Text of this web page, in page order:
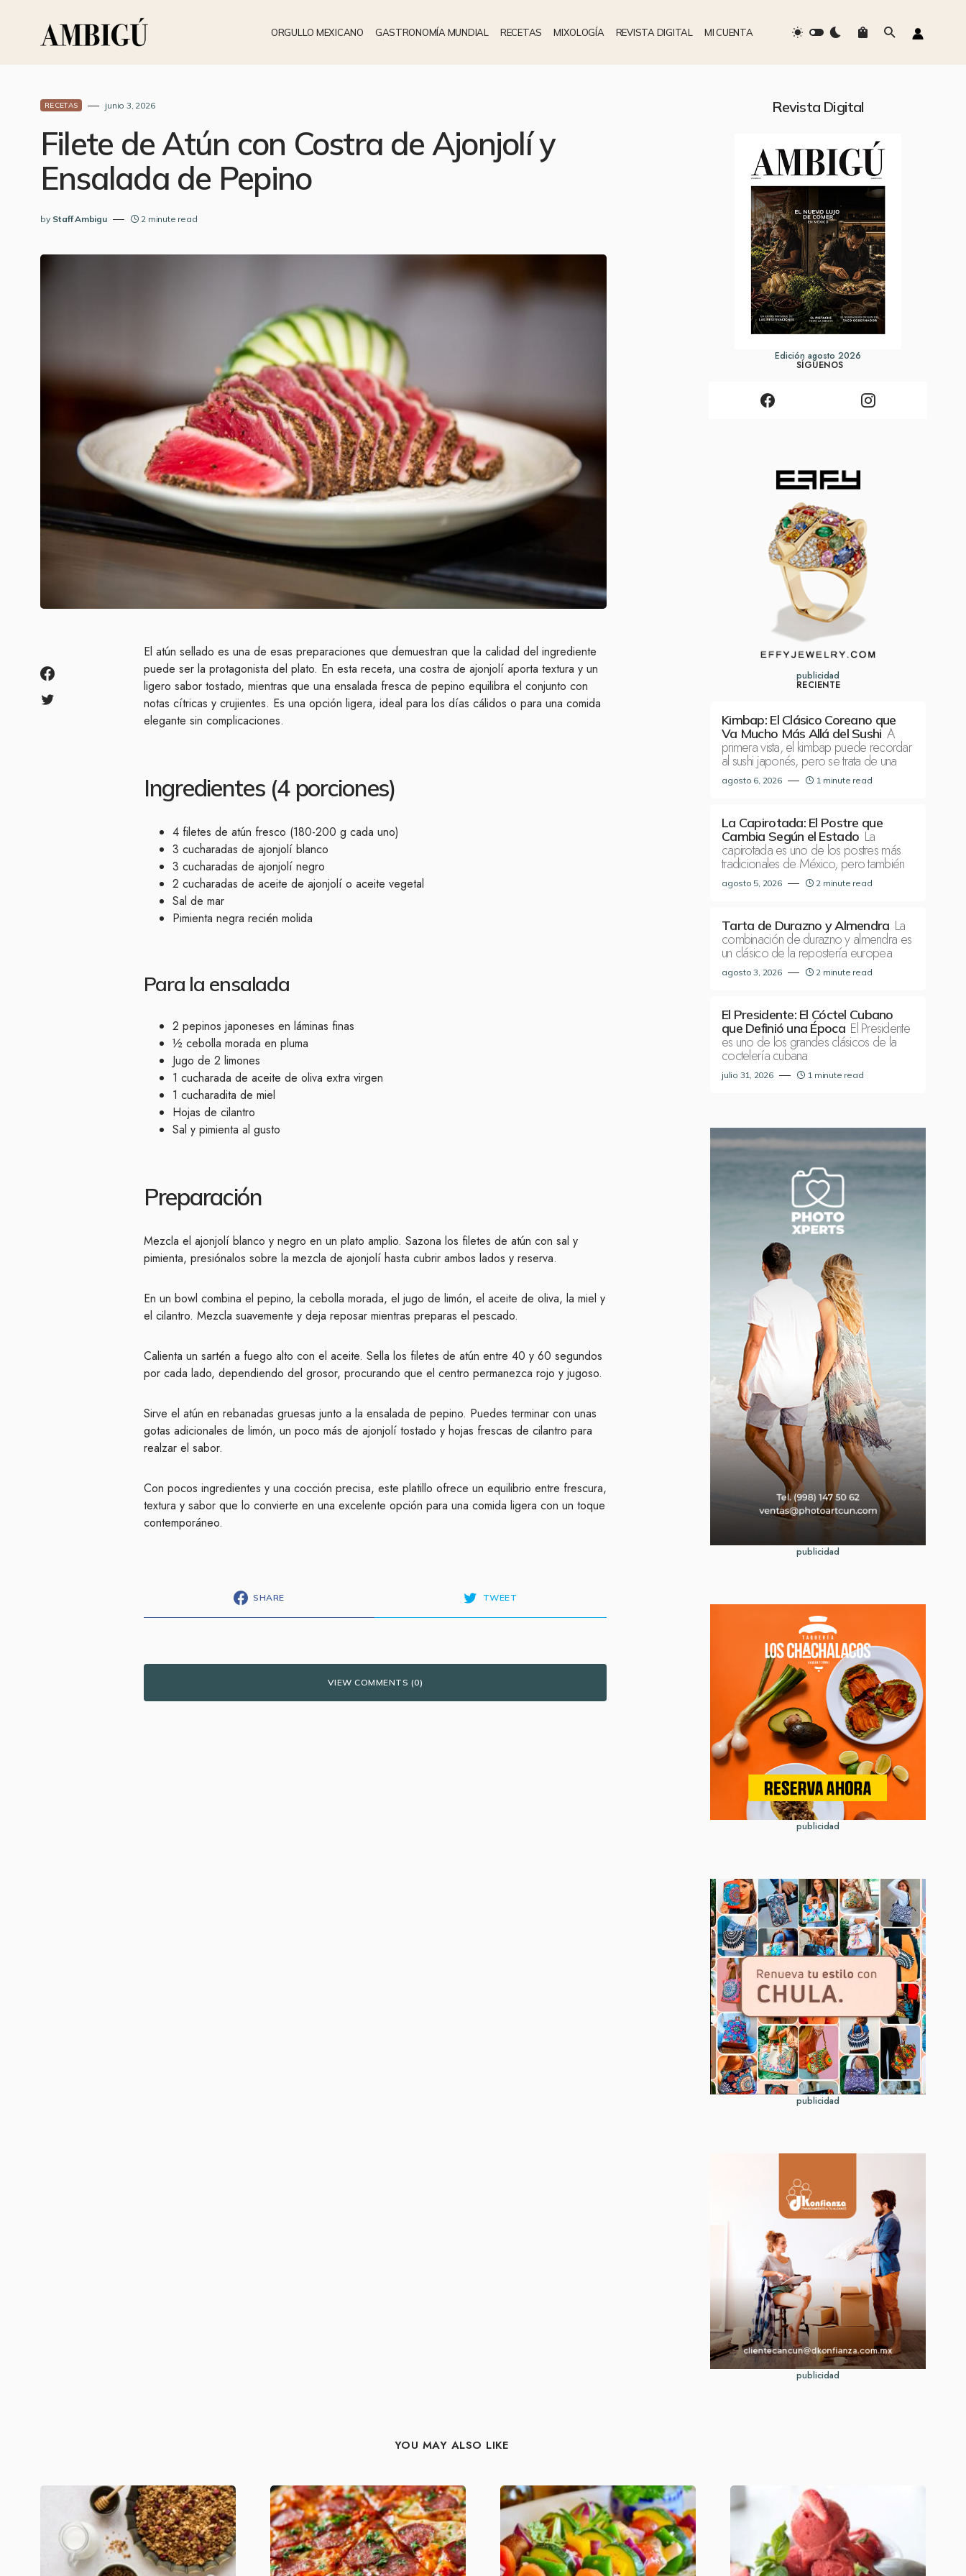
ORGULLO MEXICANO GASTRONOMÍA MUNDIAL RECETAS MIXOLOGÍA REVISTA DIGITAL MI CUENTA
RECETAS junio 3, 2026
Filete de Atún con Costra de Ajonjolí y
Ensalada de Pepino
by Staff Ambigu 2 minute read
El atún sellado es una de esas preparaciones que demuestran que la calidad del ingrediente
puede ser la protagonista del plato. En esta receta, una costra de ajonjolí aporta textura y un
ligero sabor tostado, mientras que una ensalada fresca de pepino equilibra el conjunto con
notas cítricas y crujientes. Es una opción ligera, ideal para los días cálidos o para una comida
elegante sin complicaciones.
Ingredientes (4 porciones)
4 filetes de atún fresco (180-200 g cada uno)
3 cucharadas de ajonjolí blanco
3 cucharadas de ajonjolí negro
2 cucharadas de aceite de ajonjolí o aceite vegetal
Sal de mar
Pimienta negra recién molida
Para la ensalada
2 pepinos japoneses en láminas finas
½ cebolla morada en pluma
Jugo de 2 limones
1 cucharada de aceite de oliva extra virgen
1 cucharadita de miel
Hojas de cilantro
Sal y pimienta al gusto
Preparación
Mezcla el ajonjolí blanco y negro en un plato amplio. Sazona los filetes de atún con sal y
pimienta, presiónalos sobre la mezcla de ajonjolí hasta cubrir ambos lados y reserva.
En un bowl combina el pepino, la cebolla morada, el jugo de limón, el aceite de oliva, la miel y
el cilantro. Mezcla suavemente y deja reposar mientras preparas el pescado.
Calienta un sartén a fuego alto con el aceite. Sella los filetes de atún entre 40 y 60 segundos
por cada lado, dependiendo del grosor, procurando que el centro permanezca rojo y jugoso.
Sirve el atún en rebanadas gruesas junto a la ensalada de pepino. Puedes terminar con unas
gotas adicionales de limón, un poco más de ajonjolí tostado y hojas frescas de cilantro para
realzar el sabor.
Con pocos ingredientes y una cocción precisa, este platillo ofrece un equilibrio entre frescura,
textura y sabor que lo convierte en una excelente opción para una comida ligera con un toque
contemporáneo.
SHARE TWEET
VIEW COMMENTS (0)
Revista Digital
Edición agosto 2026
SÍGUENOS
publicidad
RECIENTE
Kimbap: El Clásico Coreano que
Va Mucho Más Allá del Sushi A
primera vista, el kimbap puede recordar
al sushi japonés, pero se trata de una
agosto 6, 2026 1 minute read
La Capirotada: El Postre que
Cambia Según el Estado La
capirotada es uno de los postres más
tradicionales de México, pero también
agosto 5, 2026 2 minute read
Tarta de Durazno y Almendra La
combinación de durazno y almendra es
un clásico de la repostería europea
agosto 3, 2026 2 minute read
El Presidente: El Cóctel Cubano
que Definió una Época El Presidente
es uno de los grandes clásicos de la
coctelería cubana
julio 31, 2026 1 minute read
publicidad
publicidad
publicidad
publicidad
YOU MAY ALSO LIKE